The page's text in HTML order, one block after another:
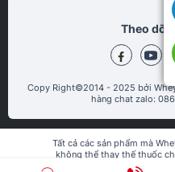
100% Cold-Filtered Whey
Evogen IsoJect 4lbs với
pha trộn, không chứa whey
khiết cao, khả năng hấp thụ
Theo dõi
Copy Right©2014 - 2025 bởi
hàng chat zalo:
Tất cả các sản phẩm mà
không thể thay thế thuốc
phẩm còn tùy thuộc vào cơ